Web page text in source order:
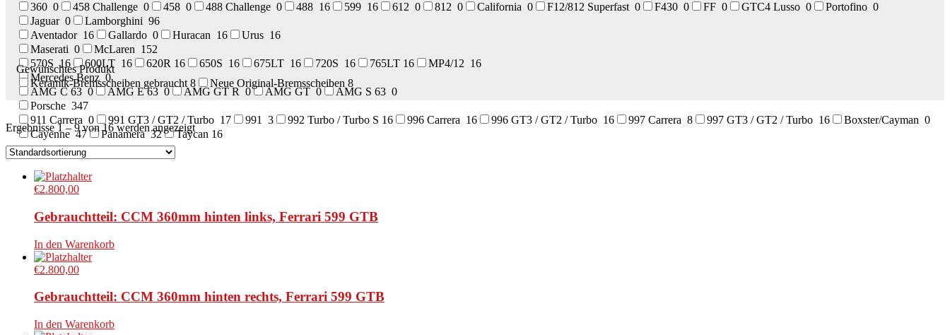
360 0 458 Challenge 0 458 0 488 Challenge 0 488 16 599 16 612 0 812 0 California 0 F12/812 Superfast 0 F430 0 FF 0 GTC4 Lusso 0 Portofino 0
Jaguar 0 Lamborghini 96
Aventador 16 Gallardo 0 Huracan 16 Urus 16
Maserati 0 McLaren 152
570S16 600LT 16 620R 16 650S 16 675LT 16 720S 16 765LT 16 MP4/12 16
Mercedes Benz 0
AMG C 63 0 AMG E 63 0 AMG GT R 0 AMG GT 0 AMG S 63 0
Porsche 347
911 Carrera 0 991 GT3 / GT2 / Turbo 17 991 3 992 Turbo / Turbo S 16 996 Carrera 16 996 GT3 / GT2 / Turbo 16 997 Carrera 8 997 GT3 / GT2 / Turbo 16 Boxster/Cayman 0
Cayenne47 Panamera32 Taycan 16
Gewünschtes Produkt
Keramik-Bremsscheiben gebraucht 8 Neue Original-Bremsscheiben 8
Ergebnisse 1 – 9 von 16 werden angezeigt
€2.800,00
Gebrauchtteil: CCM 360mm hinten links, Ferrari 599 GTB
In den Warenkorb
€2.800,00
Gebrauchtteil: CCM 360mm hinten rechts, Ferrari 599 GTB
In den Warenkorb